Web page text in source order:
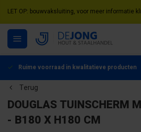
LET OP: bouwvaksluiting, voor meer informatie
Ruime voorraad in kwalitatieve producten
Terug
DOUGLAS TUINSCHERM
- B180 X H180 CM